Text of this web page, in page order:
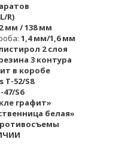
R)
мм / 138 мм
1,4 мм/1,6 мм
2 слоя
3 контура
в коробе
T-52/S8
S6
графит»
белая»